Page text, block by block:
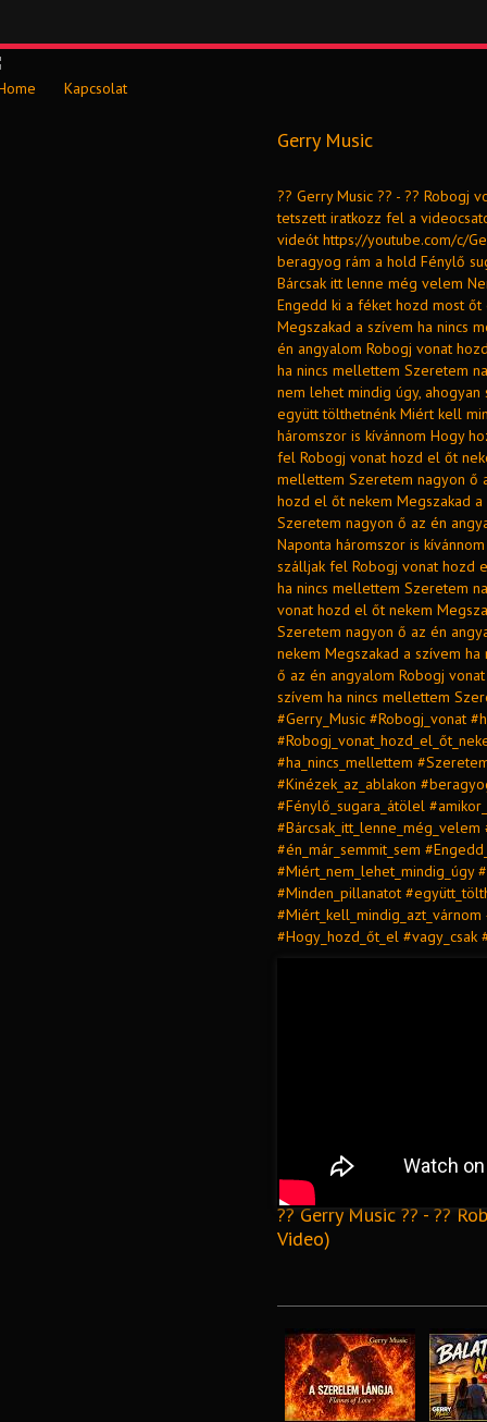
Kapcsolat
Gerry Music
?? Gerry Music ?? - ?? Robogj
tetszett iratkozz fel a
videót https://youtube.com/c/
beragyog rám a hold Fénylő
Bárcsak itt lenne még velem
Engedd ki a féket hozd most
Megszakad a szívem ha nincs
én angyalom Robogj vonat
ha nincs mellettem Szeretem
nem lehet mindig úgy,
együtt tölthetnénk Miért kell
háromszor is kívánnom Hogy
fel Robogj vonat hozd el őt
mellettem Szeretem nagyon ő
hozd el őt nekem Megszakad
Szeretem nagyon ő az én
Naponta háromszor is
szálljak fel Robogj vonat hozd
ha nincs mellettem Szeretem
vonat hozd el őt nekem
Szeretem nagyon ő az én
nekem Megszakad a szívem
ő az én angyalom Robogj
szívem ha nincs mellettem
#Gerry_Music #Robogj_vonat
#ha_nincs_mellettem
#Kinézek_az_ablakon
#Fénylő_sugara_átölel
#Bárcsak_itt_lenne_még_velem
#én_már_semmit_sem
#Miért_nem_lehet_mindig_úgy
#Minden_pillanatot
#Hogy_hozd_őt_el #vagy_csak
?? Gerry Music ?? - ??
Video)